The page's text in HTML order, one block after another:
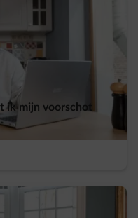
ik mijn voorschot